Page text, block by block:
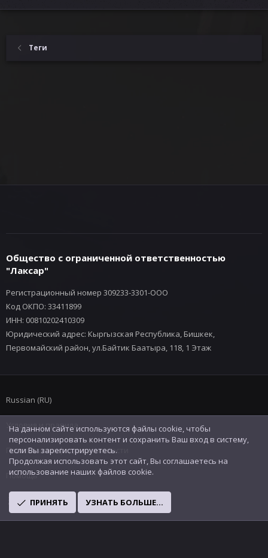
Теги
Общество с ограниченной ответственностью
"Лаксар"
Регистрационный номер 309233-3301-ООО
Код ОКПО: 33411899
ИНН: 00810202410309
Юридический адрес: Кыргызская Республика, Бишкек,
Первомайский район, ул.Байтик Баатыра, 118, 1 Этаж
Russian (RU)
Условия и правила
Политика конфиденциальности
Помощь
R
S
На данном сайте используются файлы cookie, чтобы
персонализировать контент и сохранить Ваш вход в систему,
если Вы зарегистрируетесь.
Продолжая использовать этот сайт, Вы соглашаетесь на
использование наших файлов cookie.
ПРИНЯТЬ УЗНАТЬ БОЛЬШЕ...